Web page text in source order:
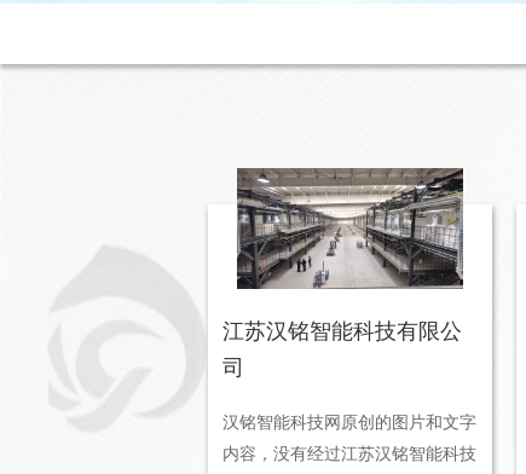
江苏汉铭智能科技有限公
司
汉铭智能科技网原创的图片和文字
内容，没有经过江苏汉铭智能科技